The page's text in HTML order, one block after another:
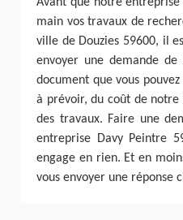
Avant que notre
main vos travaux de
ville de Douzies 59600, il
envoyer une demande de
document que vous pouvez
à prévoir, du coût de
des travaux. Faire une
entreprise Davy Peintre
engage en rien. Et en
vous envoyer une réponse